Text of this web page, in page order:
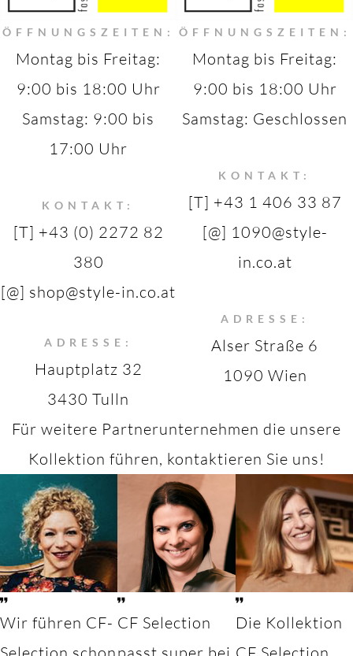
ÖFFNUNGSZEITEN:
Montag bis Freitag:
9:00 bis 18:00 Uhr
Samstag: 9:00 bis
17:00 Uhr
KONTAKT:
[T] +43 (0) 2272 82
380
[@] shop@style-in.co.at
ADRESSE:
Hauptplatz 32
3430 Tulln
ÖFFNUNGSZEITEN:
Montag bis Freitag:
9:00 bis 18:00 Uhr
Samstag: Geschlossen
KONTAKT:
[T] +43 1 406 33 87
[@] 1090@style-
in.co.at
ADRESSE:
Alser Straße 6
1090 Wien
Für weitere Partnerunternehmen die unsere
Kollektion führen, kontaktieren Sie uns!
Wir führen CF- CF Selection
Die Kollektion